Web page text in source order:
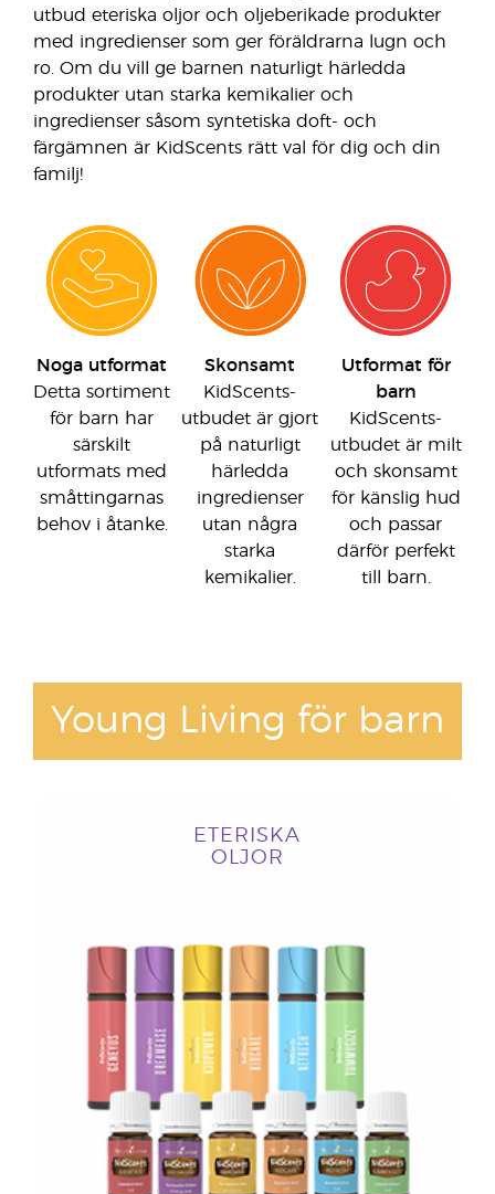
utbud eteriska oljor och oljeberikade produkter
med ingredienser som ger föräldrarna lugn och
ro. Om du vill ge barnen naturligt härledda
produkter utan starka kemikalier och
ingredienser såsom syntetiska doft- och
färgämnen är KidScents rätt val för dig och din
familj!
Noga utformat
Detta sortiment
för barn har
särskilt
utformats med
småttingarnas
behov i åtanke.
Skonsamt
KidScents-
utbudet är gjort
på naturligt
härledda
ingredienser
utan några
starka
kemikalier.
Utformat för
barn
KidScents-
utbudet är milt
och skonsamt
för känslig hud
och passar
därför perfekt
till barn.
Young Living för barn
ETERISKA
OLJOR